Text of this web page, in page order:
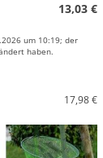
13,03 €
um 10:19; der
haben.
17,98 €